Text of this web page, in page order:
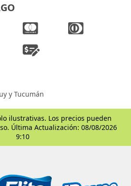
y Tucumán
ilustrativas. Los precios pueden
Última Actualización: 08/08/2026
9:10